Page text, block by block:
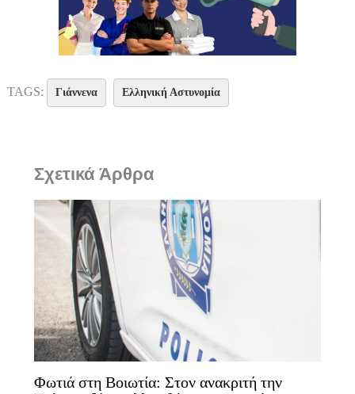
TAGS: Γιάννενα Ελληνική Αστυνομία
Σχετικά Άρθρα
Φωτιά στη Βοιωτία: Στον ανακριτή την